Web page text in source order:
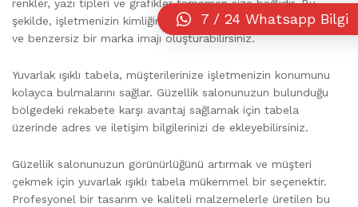
renkler, yazı tipleri ve grafikler tamamen size bağlıdır. Bu
şekilde, işletmenizin kimliğini yansıtan bir tabela oluşturabilir
ve benzersiz bir marka imajı oluşturabilirsiniz.
Yuvarlak ışıklı tabela, müşterilerinize işletmenizin konumunu
kolayca bulmalarını sağlar. Güzellik salonunuzun bulunduğu
bölgedeki rekabete karşı avantaj sağlamak için tabela
üzerinde adres ve iletişim bilgilerinizi de ekleyebilirsiniz.
Güzellik salonunuzun görünürlüğünü artırmak ve müşteri
çekmek için yuvarlak ışıklı tabela mükemmel bir seçenektir.
Profesyonel bir tasarım ve kaliteli malzemelerle üretilen bu
7 / 24 Whatsapp Bilgi